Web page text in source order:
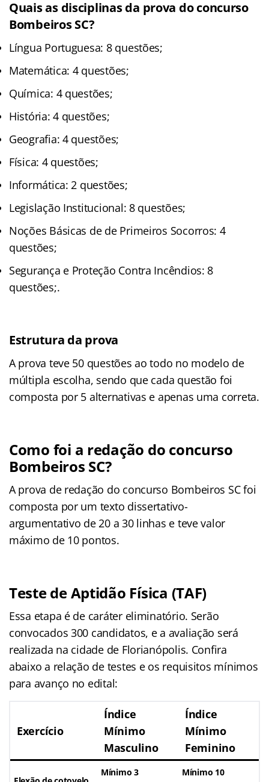
Quais as disciplinas da prova do concurso
Bombeiros SC?
Língua Portuguesa: 8 questões;
Matemática: 4 questões;
Química: 4 questões;
História: 4 questões;
Geografia: 4 questões;
Física: 4 questões;
Informática: 2 questões;
Legislação Institucional: 8 questões;
Noções Básicas de de Primeiros Socorros: 4
questões;
Segurança e Proteção Contra Incêndios: 8
questões;.
Estrutura da prova
A prova teve 50 questões ao todo no modelo de
múltipla escolha, sendo que cada questão foi
composta por 5 alternativas e apenas uma correta.
Como foi a redação do concurso
Bombeiros SC?
A prova de redação do concurso Bombeiros SC foi
composta por um texto dissertativo-
argumentativo de 20 a 30 linhas e teve valor
máximo de 10 pontos.
Teste de Aptidão Física (TAF)
Essa etapa é de caráter eliminatório. Serão
convocados 300 candidatos, e a avaliação será
realizada na cidade de Florianópolis. Confira
abaixo a relação de testes e os requisitos mínimos
para avanço no edital:
Exercício
Índice
Mínimo
Masculino
Índice
Mínimo
Feminino
Mínimo 3
Mínimo 10